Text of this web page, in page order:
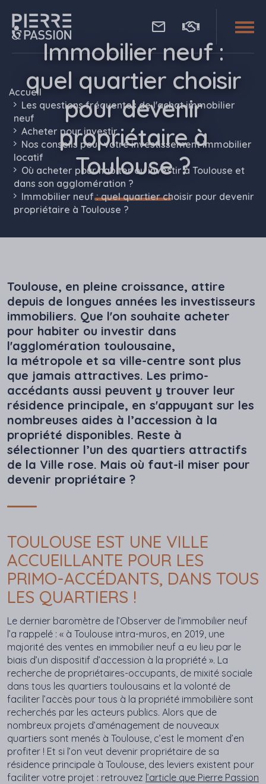
Pierre Passion
Immobilier neuf :
quel quartier choisir
pour devenir
propriétaire à
Toulouse ?
Accueil
Les questions fréquentes de l'achat immobilier
neuf
Acheter pour investir
Nos conseils pour votre investissement immobilier
locatif
Où acheter pour habiter ou investir à Toulouse et
dans son agglomération ?
Immobilier neuf : quel quartier choisir pour devenir
propriétaire à Toulouse ?
Toulouse, en pleine croissance, attire
depuis de longues années les investisseurs
immobiliers. Que l'on souhaite acheter
pour habiter ou investir dans
l'agglomération toulousaine,
la métropole et sa ville-centre sont plus
que jamais attractives. Les primo-
accédants aussi peuvent y trouver leur
résidence principale, en s'appuyant sur les
nombreuses aides à l’accession à la
propriété disponibles. Reste à
sélectionner l’un des quartiers attractifs
de la Ville rose. Mais où faut-il miser pour
devenir propriétaire ?
TOULOUSE EST UNE VILLE
ACCUEILLANTE POUR LES
PRIMO-ACCÉDANTS, DANS TOUS
LES QUARTIERS !
Le dernier baromètre de l’Observer de l’immobilier neuf
l’a rappelé : « à Toulouse intra-muros, en 2019, une
majorité des ventes en immobilier neuf a eu lieu par le
biais d’un dispositif d’accession à la propriété ». La
recherche de propriétaires-occupants, de mixité sociale
dans tous les quartiers toulousains et la volonté de
faciliter l’accès pour tous à la propriété immobilière sont
recherchés par les acteurs publics. Alors que de
nombreux projets d’aménagement de nouveaux
quartiers sont menés à Toulouse, c’est le moment d’en
profiter ! Et si l’on veut devenir propriétaire de sa
résidence principale à Toulouse, des leviers existent pour
faciliter votre projet : retrouvez l’article que Pierre Passion